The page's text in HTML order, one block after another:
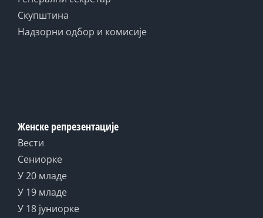
Скупштина
Надзорни одбор и комисије
Женске репрезентације
Вести
Сениорке
У 20 младе
У 19 младе
У 18 јуниорке